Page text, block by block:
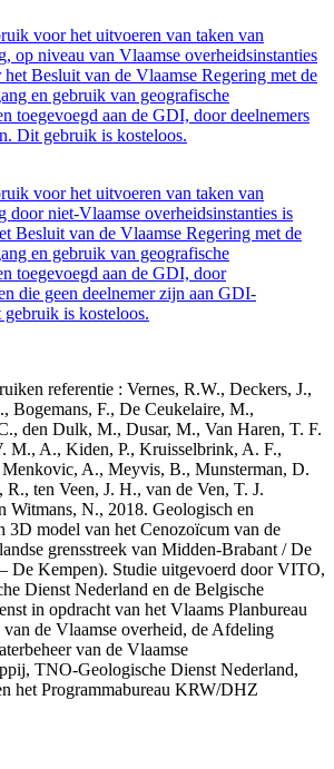
voor het uitvoeren van taken van
op niveau van Vlaamse overheidsinstanties
het Besluit van de Vlaamse Regering met de
en gebruik van geografische
toegevoegd aan de GDI, door deelnemers
Dit gebruik is kosteloos.
voor het uitvoeren van taken van
door niet-Vlaamse overheidsinstanties is
Besluit van de Vlaamse Regering met de
en gebruik van geografische
toegevoegd aan de GDI, door
die geen deelnemer zijn aan GDI-
is kosteloos.
referentie : Vernes, R.W., Deckers, J.,
Bogemans, F., De Ceukelaire, M.,
den Dulk, M., Dusar, M., Van Haren, T. F.
M., A., Kiden, P., Kruisselbrink, A. F.,
A., Meyvis, B., Munsterman, D.
R., ten Veen, J. H., van de Ven, T. J.
Witmans, N., 2018. Geologisch en
3D model van het Cenozoïcum van de
grensstreek van Midden-Brabant / De
De Kempen). Studie uitgevoerd door VITO,
Dienst Nederland en de Belgische
in opdracht van het Vlaams Planbureau
de Vlaamse overheid, de Afdeling
van de Vlaamse
TNO-Geologische Dienst Nederland,
het Programmabureau KRW/DHZ